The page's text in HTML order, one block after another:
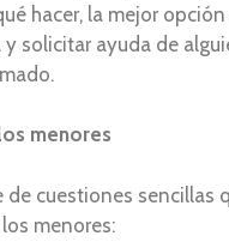
hacer, la mejor
y solicitar ayuda de
menores
de cuestiones sencillas
menores: